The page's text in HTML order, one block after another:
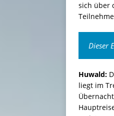
sich über
Dieser
Huwald:
liegt im